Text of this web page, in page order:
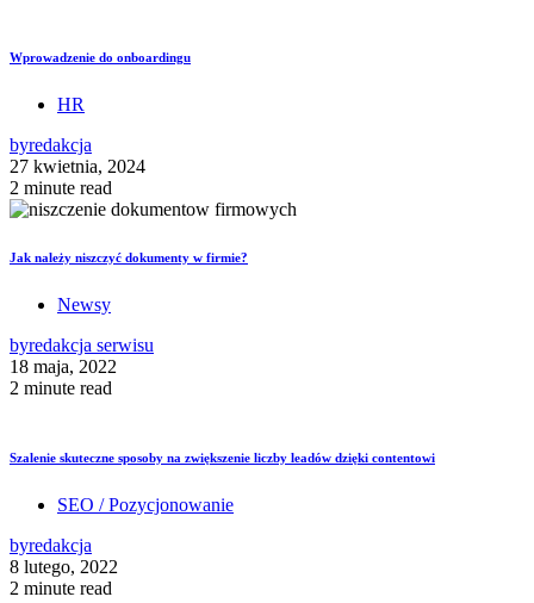
Wprowadzenie do onboardingu
HR
byredakcja
27 kwietnia, 2024
2 minute read
Jak należy niszczyć dokumenty w firmie?
Newsy
byredakcja serwisu
18 maja, 2022
2 minute read
Szalenie skuteczne sposoby na zwiększenie liczby leadów dzięki contentowi
SEO / Pozycjonowanie
byredakcja
8 lutego, 2022
2 minute read